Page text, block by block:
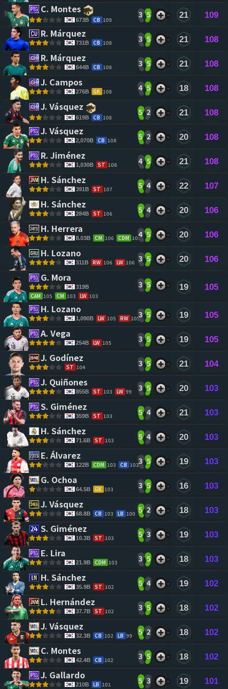
C. Montes
673B CB 109
3 5 21 109
R. Márquez
731B CB 108 3 5 21 108
R. Márquez
644B CB 108 3 5 21 108
J. Campos
276B GK 108 4 5 18 108
J. Vásquez
619B CB 108
5 2 21 108
J. Vásquez
2,070B CB 108 5 2 20 108
R. Jiménez
1,030B ST 108 4 5 21 108
H. Sánchez
391B ST 107 5 4 22 107
H. Sánchez
284B ST 106 5 4 20 106
H. Herrera
8.03B CM 106 CDM 1054 5 20 106
H. Lozano
311B RW 106 LW 106 3 5 20 106
G. Mora
319B
CAM 105 CM 103 LW 103
3 5 19 105
H. Lozano
1,090B LW 105 RW 1053 5 19 105
A. Vega
254B LW 105 3 5 19 105
J. Godínez
ST 104 3 5 21 104
J. Quiñones
855B ST 103 LW 99 3 5 20 103
S. Giménez
359B ST 103 5 4 21 103
H. Sánchez
71.6B ST 103 5 4 20 103
E. Álvarez
122B CDM 103 CB 1033 5 19 103
G. Ochoa
64.5B GK 103 3 5 16 103
J. Vásquez
68.8B CB 103 LB 100 5 2 18 103
S. Giménez
10.3B ST 103 5 3 19 103
E. Lira
21.9B CDM 103 3 5 18 103
H. Sánchez
35.9B ST 102 5 4 19 102
L. Hernández
37.7B ST 102 3 5 18 102
J. Vásquez
32.3B CB 102 LB 99 5 2 18 102
C. Montes
42.4B CB 102 3 5 18 102
J. Gallardo
210B LB 101 5 3 19 101